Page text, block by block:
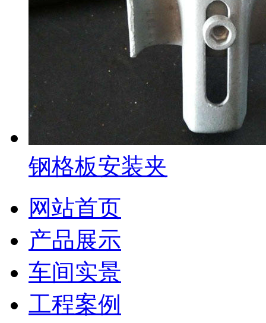
钢格板安装夹
网站首页
产品展示
车间实景
工程案例